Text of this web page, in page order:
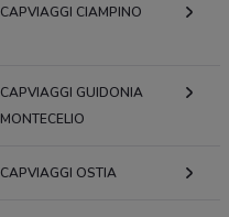
CAPVIAGGI CIAMPINO
CAPVIAGGI GUIDONIA
MONTECELIO
CAPVIAGGI OSTIA